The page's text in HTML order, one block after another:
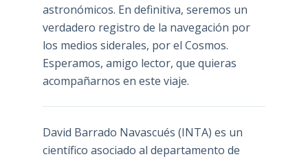
astronómicos. En definitiva, seremos un
verdadero registro de la navegación por
los medios siderales, por el Cosmos.
Esperamos, amigo lector, que quieras
acompañarnos en este viaje.
David Barrado Navascués (INTA) es un
científico asociado al departamento de